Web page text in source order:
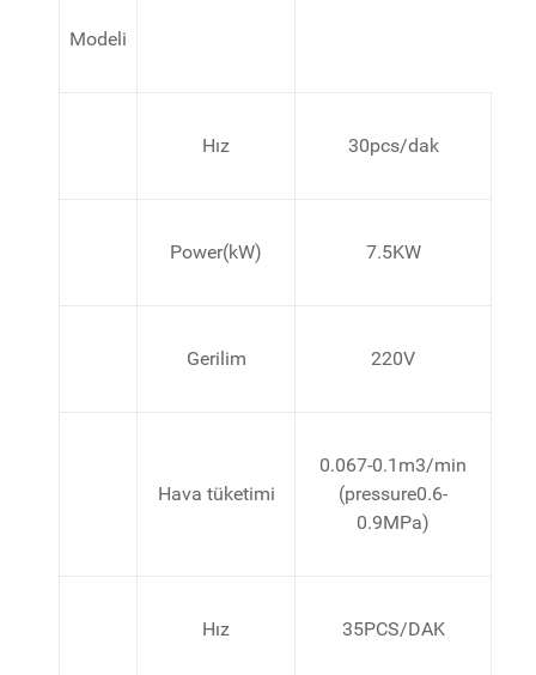
Modeli
Hız 30pcs/dak
Power(kW) 7.5KW
Gerilim 220V
Hava tüketimi
0.067-0.1m3/min
(pressure0.6-
0.9MPa)
Hız 35PCS/DAK